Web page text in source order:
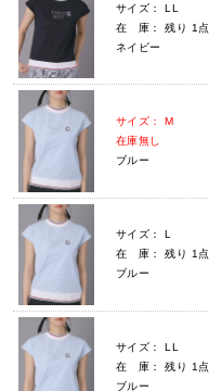
サイズ： LL
在 庫： 残り 1点
ネイビー
サイズ： M
在庫無し
ブルー
サイズ： L
在 庫： 残り 1点
ブルー
サイズ： LL
在 庫： 残り 1点
ブルー